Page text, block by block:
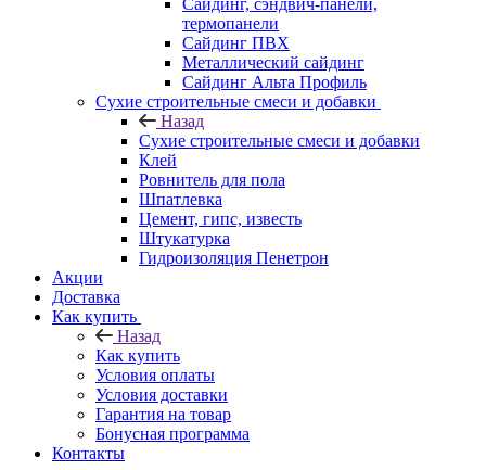
Cайдинг, сэндвич-панели,
термопанели
Сайдинг ПВХ
Металлический сайдинг
Сайдинг Альта Профиль
Сухие строительные смеси и добавки
Назад
Сухие строительные смеси и добавки
Клей
Ровнитель для пола
Шпатлевка
Цемент, гипс, известь
Штукатурка
Гидроизоляция Пенетрон
Акции
Доставка
Как купить
Назад
Как купить
Условия оплаты
Условия доставки
Гарантия на товар
Бонусная программа
Контакты